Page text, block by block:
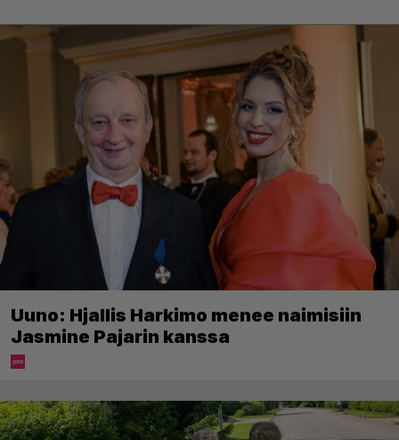
Uuno: Hjallis Harkimo menee naimisiin
Jasmine Pajarin kanssa